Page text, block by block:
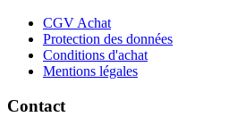
CGV Achat
Protection des données
Conditions d'achat
Mentions légales
Contact